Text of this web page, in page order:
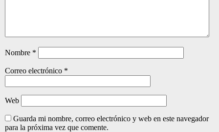
Nombre *
Correo electrónico *
Web
Guarda mi nombre, correo electrónico y web en este navegador
para la próxima vez que comente.